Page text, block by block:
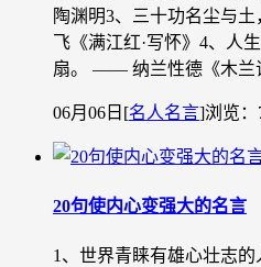
陶渊明3、三十功名尘与
飞《满江红·写怀》4、人
扇。 —— 纳兰性德《木兰
06月06日 [名人名言]浏览：
20句使内心变强大的名言
1、世界青睐有雄心壮志